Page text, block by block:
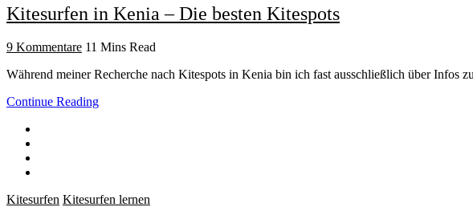
Kitesurfen in Kenia – Die besten Kitespots
9 Kommentare 11 Mins Read
Während meiner Recherche nach Kitespots in Kenia bin ich fast ausschließlich über
Continue Reading
Kitesurfen Kitesurfen lernen